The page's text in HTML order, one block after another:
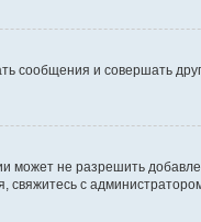
сообщения и совершать
не разрешить
свяжитесь с